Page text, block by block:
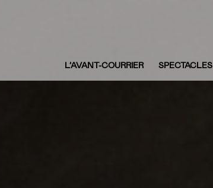
L’AVANT-COURRIER SPECTACLES